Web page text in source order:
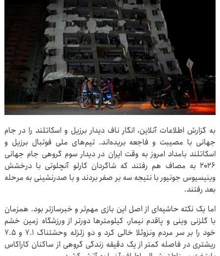
به گزارش اطلاعات آنلاین، انگار ناف دیدار برزیل و اسکاتلند را در جام
جهانی با مصیبت و فاجعه بریده‌اند. تیم‌های ملی فوتبال برزیل و
اسکاتلند بامداد امروز به وقت ایران در دیدار سوم گروهی جام جهانی
۲۰۲۶ به مصاف هم رفتند که شاگردان کارلو آنچلوتی با درخشش
وینیسیوس جونیور با نتیجه سه بر صفر بردند و با صدرنشینی به مرحله
بعد رفتند.
اما یک نکته حاشیه‌ای از اصل این بازی مهم‌تر و خبرسازتر بود. همزمان
با گلزنی وینی و پاقدم نیمار، کیلومترها دورتر از ورزشگاه زمین خشم
خود را بر سر مردم ونزوئلا خالی کرد و دو زلزله وحشتناک ۷.۱ و ۷.۵
ریشتری در فاصله کمتر از یک دقیقه زندگی گروهی از ساکنان کاراکاس